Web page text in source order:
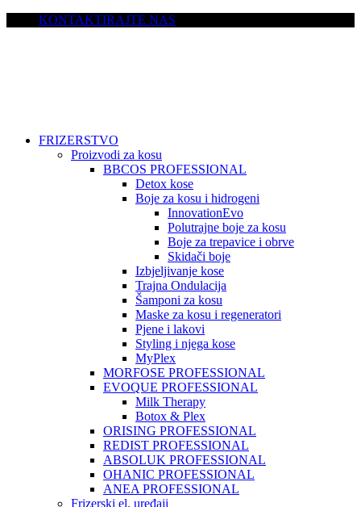
KONTAKTIRAJTE NAS
FRIZERSTVO
Proizvodi za kosu
BBCOS PROFESSIONAL
Detox kose
Boje za kosu i hidrogeni
InnovationEvo
Polutrajne boje za kosu
Boje za trepavice i obrve
Skidači boje
Izbjeljivanje kose
Trajna Ondulacija
Šamponi za kosu
Maske za kosu i regeneratori
Pjene i lakovi
Styling i njega kose
MyPlex
MORFOSE PROFESSIONAL
EVOQUE PROFESSIONAL
Milk Therapy
Botox & Plex
ORISING PROFESSIONAL
REDIST PROFESSIONAL
ABSOLUK PROFESSIONAL
OHANIC PROFESSIONAL
ANEA PROFESSIONAL
Frizerski el. uređaji